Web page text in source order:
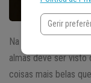
Na nossa crença
almas deve ser visto
coisas mais belas
Gerir